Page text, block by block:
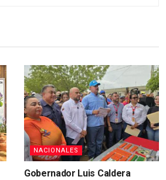
NACIONALES
Gobernador Luis Caldera